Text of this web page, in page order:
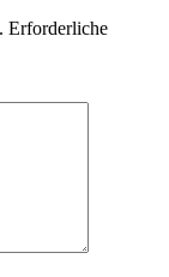
Erforderliche